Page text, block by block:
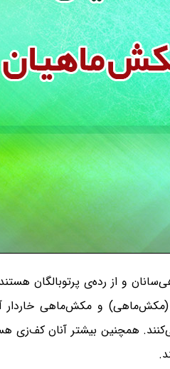
(مکش‌ماهی) و مکش‌ماهی خاردار
همچنین بیشتر آنان کف‌زی